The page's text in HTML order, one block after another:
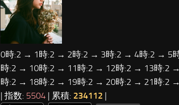
0時:2 → 1時:2 → 2時:2 → 3時:2 → 4時:2 → 5
時:2 → 10時:2 → 11時:2 → 12時:2 → 13時:2
時:2 → 18時:2 → 19時:2 → 20時:2 → 21時:2
| 指数: 5504 | 累積: 234112 |